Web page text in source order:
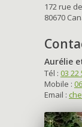
172 rue
80670
Aurélie
Tél : 03 22
Mobile :
Email :